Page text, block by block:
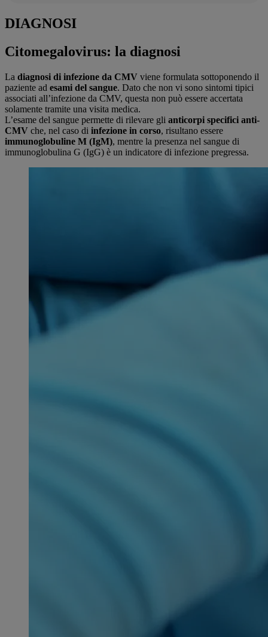
DIAGNOSI
Citomegalovirus: la diagnosi
La diagnosi di infezione da CMV viene formulata sottoponendo il
paziente ad esami del sangue. Dato che non vi sono sintomi tipici
associati all’infezione da CMV, questa non può essere accertata
solamente tramite una visita medica.
L’esame del sangue permette di rilevare gli anticorpi specifici anti-
CMV che, nel caso di infezione in corso, risultano essere
immunoglobuline M (IgM), mentre la presenza nel sangue di
immunoglobulina G (IgG) è un indicatore di infezione pregressa.